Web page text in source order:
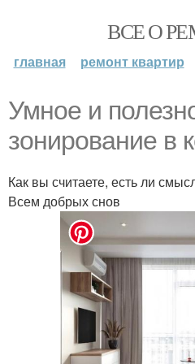
ВСЕ О
главная ремонт квартир
Умное и
зонирование в
Как вы считаете, есть ли
Всем добрых снов